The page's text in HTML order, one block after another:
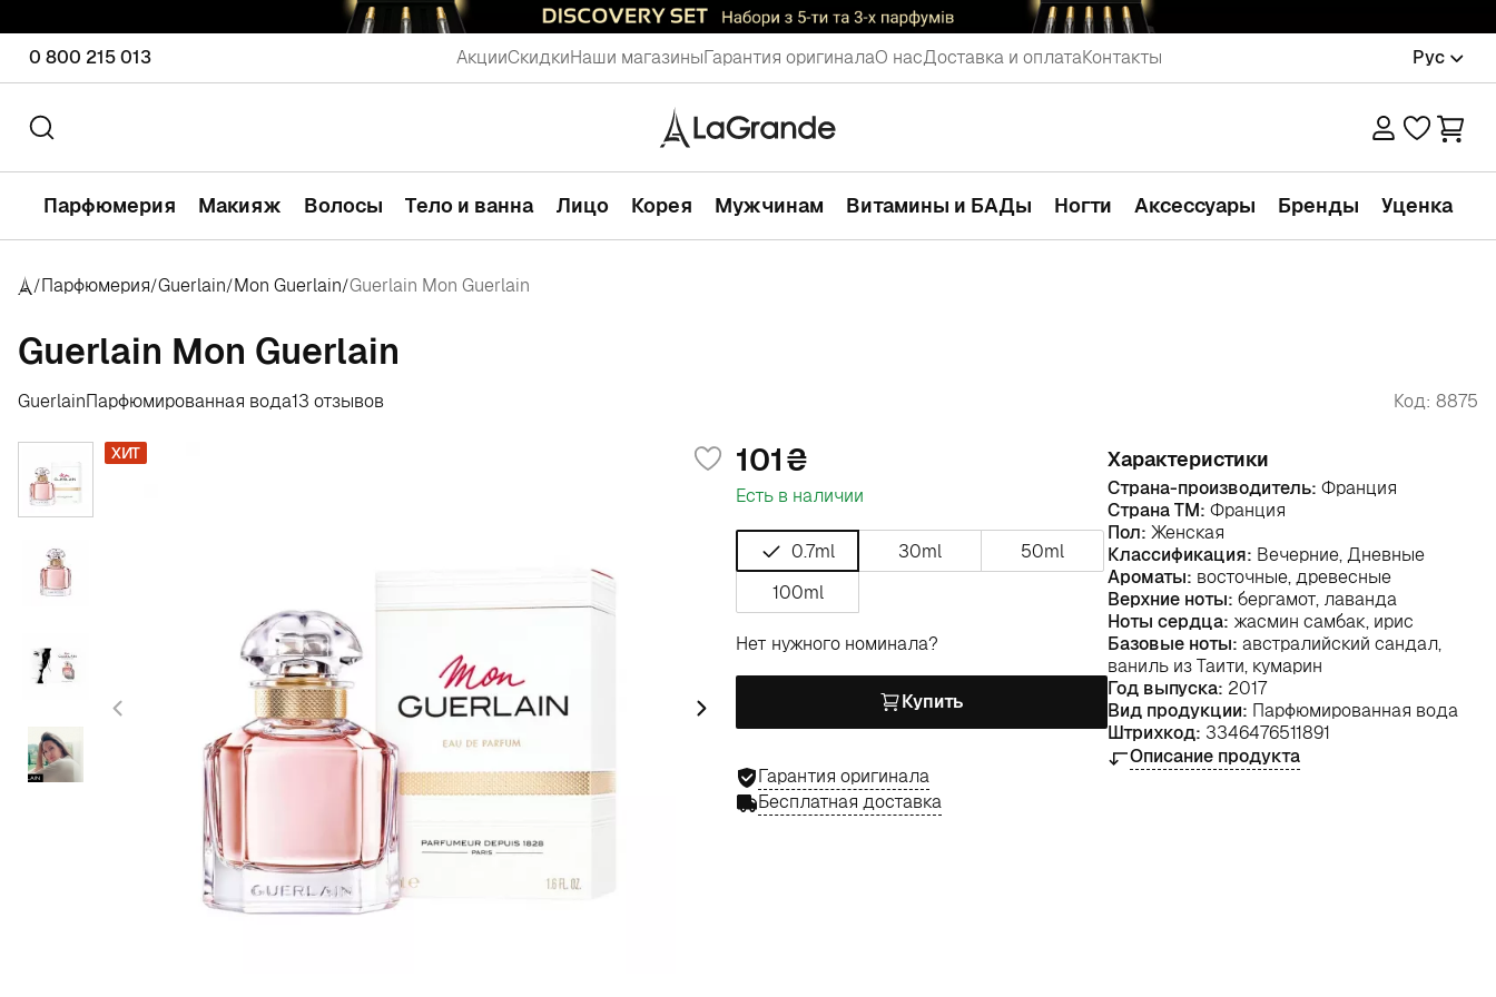
0 800 215 013 АкцииСкидкиНаши магазиныГарантия оригиналаО насДоставка и оплатаКонтакты Рус
Парфюмерия Макияж Волосы Тело и ванна Лицо Корея Мужчинам Витамины и БАДы Ногти Аксессуары Бренды Уценка
/Парфюмерия/Guerlain/Mon Guerlain/Guerlain Mon Guerlain
Guerlain Mon Guerlain
GuerlainПарфюмированная вода13 отзывов Код: 8875
ХИТ 101
Есть в наличии
0.7ml 30ml
50ml
100ml
Нет нужного номинала?
Купить
Гарантия оригинала
Бесплатная доставка
Характеристики
Страна-производитель: Франция
Страна ТМ: Франция
Пол: Женская
Классификация: Вечерние, Дневные
Ароматы: восточные, древесные
Верхние ноты: бергамот, лаванда
Ноты сердца: жасмин самбак, ирис
Базовые ноты: австралийский сандал,
ваниль из Таити, кумарин
Год выпуска: 2017
Вид продукции: Парфюмированная вода
Штрихкод: 3346476511891
Описание продукта